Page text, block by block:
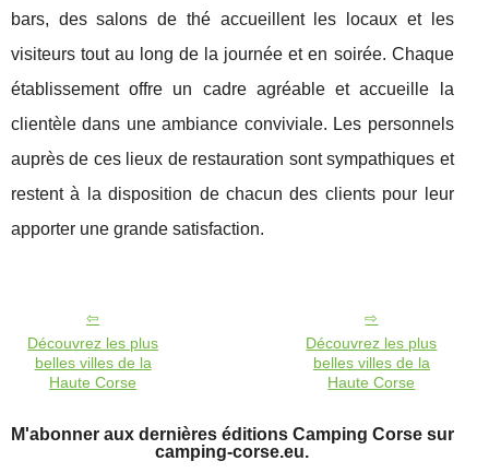
bars, des salons de thé accueillent les locaux et les
visiteurs tout au long de la journée et en soirée. Chaque
établissement offre un cadre agréable et accueille la
clientèle dans une ambiance conviviale. Les personnels
auprès de ces lieux de restauration sont sympathiques et
restent à la disposition de chacun des clients pour leur
apporter une grande satisfaction.
Découvrez les plus
belles villes de la
Haute Corse
Découvrez les plus
belles villes de la
Haute Corse
M'abonner aux dernières éditions Camping Corse sur
camping-corse.eu.